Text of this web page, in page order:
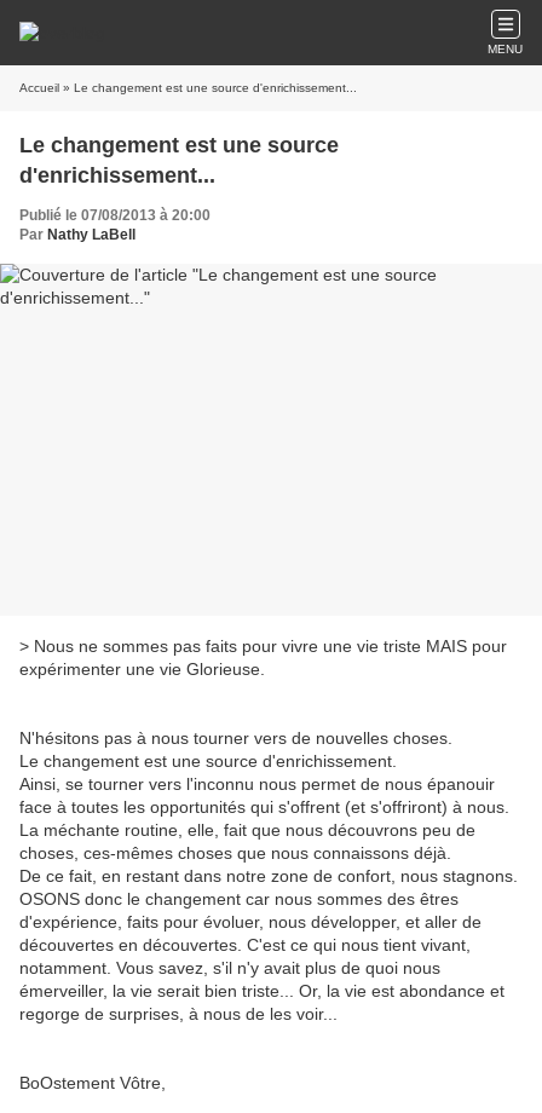
MENU
Accueil » Le changement est une source d'enrichissement...
Le changement est une source
d'enrichissement...
Publié le 07/08/2013 à 20:00
Par Nathy LaBell
> Nous ne sommes pas faits pour vivre une vie triste MAIS pour
expérimenter une vie Glorieuse.
N'hésitons pas à nous tourner vers de nouvelles choses.
Le changement est une source d'enrichissement.
Ainsi, se tourner vers l'inconnu nous permet de nous épanouir
face à toutes les opportunités qui s'offrent (et s'offriront) à nous.
La méchante routine, elle, fait que nous découvrons peu de
choses, ces-mêmes choses que nous connaissons déjà.
De ce fait, en restant dans notre zone de confort, nous stagnons.
OSONS donc le changement car nous sommes des êtres
d'expérience, faits pour évoluer, nous développer, et aller de
découvertes en découvertes. C'est ce qui nous tient vivant,
notamment. Vous savez, s'il n'y avait plus de quoi nous
émerveiller, la vie serait bien triste... Or, la vie est abondance et
regorge de surprises, à nous de les voir...
BoOstement Vôtre,